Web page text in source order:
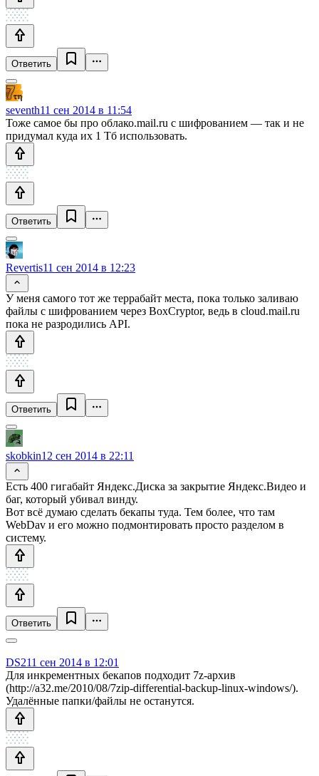
Ответить
seventh11 сен 2014 в 11:54
Тоже самое бы про облако.mail.ru с шифрованием — так и не
придумал куда их 1 Тб использовать.
Ответить
Revertis11 сен 2014 в 12:23
У меня самого тот же террабайт места, пока только заливаю
файлы с шифрованием через BoxCryptor, ведь в cloud.mail.ru
пока не разродились API.
Ответить
skobkin12 сен 2014 в 22:11
Есть 400 гигабайт Яндекс.Диска за закрытие Яндекс.Видео и
баг, который убивал винду.
Вот всё думаю сделать бекапы туда. Тем более, что там
WebDav и его можно подмонтировать просто разделом в
систему.
Ответить
DS211 сен 2014 в 12:01
Для инкрементных бекапов подходит 7z-архив
(http://a32.me/2010/08/7zip-differential-backup-linux-windows/).
Удалённые папки/файлы не останутся.